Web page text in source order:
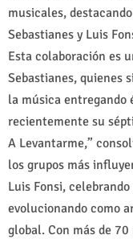
musicales,
Sebastianes y Luis
Esta colaboración es
Sebastianes, quienes
la música entregando
recientemente su
A Levantarme,”
los grupos más
Luis Fonsi,
evolucionando como
global. Con más de